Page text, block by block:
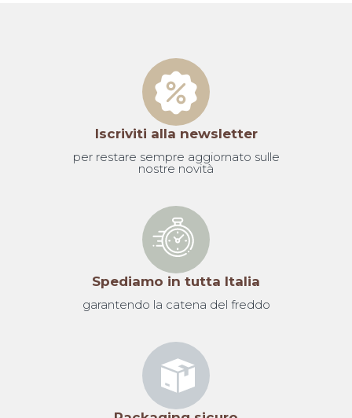
Iscriviti alla newsletter
per restare sempre aggiornato sulle
nostre novità
Spediamo in tutta Italia
garantendo la catena del freddo